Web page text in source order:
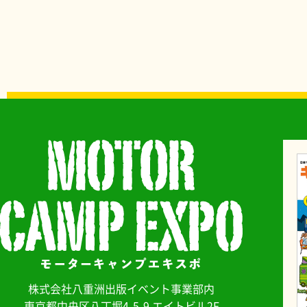
株式会社八重洲出版イベント事業部内